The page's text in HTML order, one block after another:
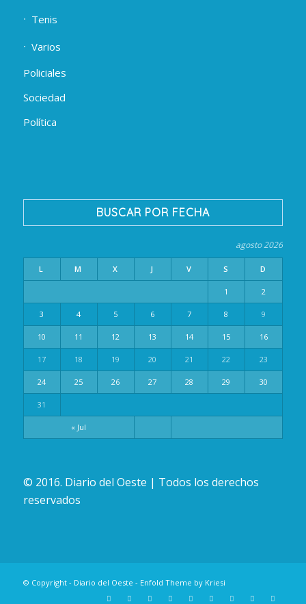
Tenis
Varios
Policiales
Sociedad
Política
BUSCAR POR FECHA
agosto 2026
L M X J V S D
« Jul
1 2
3 4 5 6 7 8 9
10 11 12 13 14 15 16
17 18 19 20 21 22 23
24 25 26 27 28 29 30
31
© 2016. Diario del Oeste | Todos los derechos
reservados
© Copyright - Diario del Oeste - Enfold Theme by Kriesi